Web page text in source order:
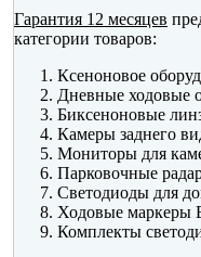
Гарантия 12 месяцев
категории товаров:
Ксеноновое
Дневные ходовые
Биксеноновые
Камеры заднего
Мониторы для
Парковочные
Светодиоды для
Ходовые маркеры
Комплекты